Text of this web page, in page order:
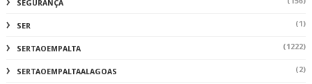
SEGURANÇA
SER (1)
SERTAOEMPALTA (1222)
SERTAOEMPALTAALAGOAS (2)